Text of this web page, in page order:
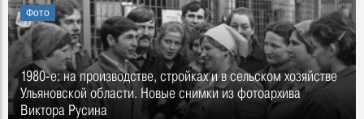
Фото
1980-е: на производстве, стройках и в сельском хозяйстве
Ульяновской области. Новые снимки из фотоархива
Виктора Русина